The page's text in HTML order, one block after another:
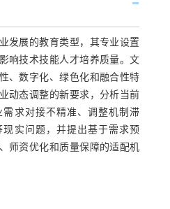
发展的教育类型，其专业设置
响技术技能人才培养质量。文
、数字化、绿色化和融合性特
动态调整的新要求，分析当前
求对接不精准、调整机制滞
实问题，并提出基于需求预
师资优化和质量保障的适配机